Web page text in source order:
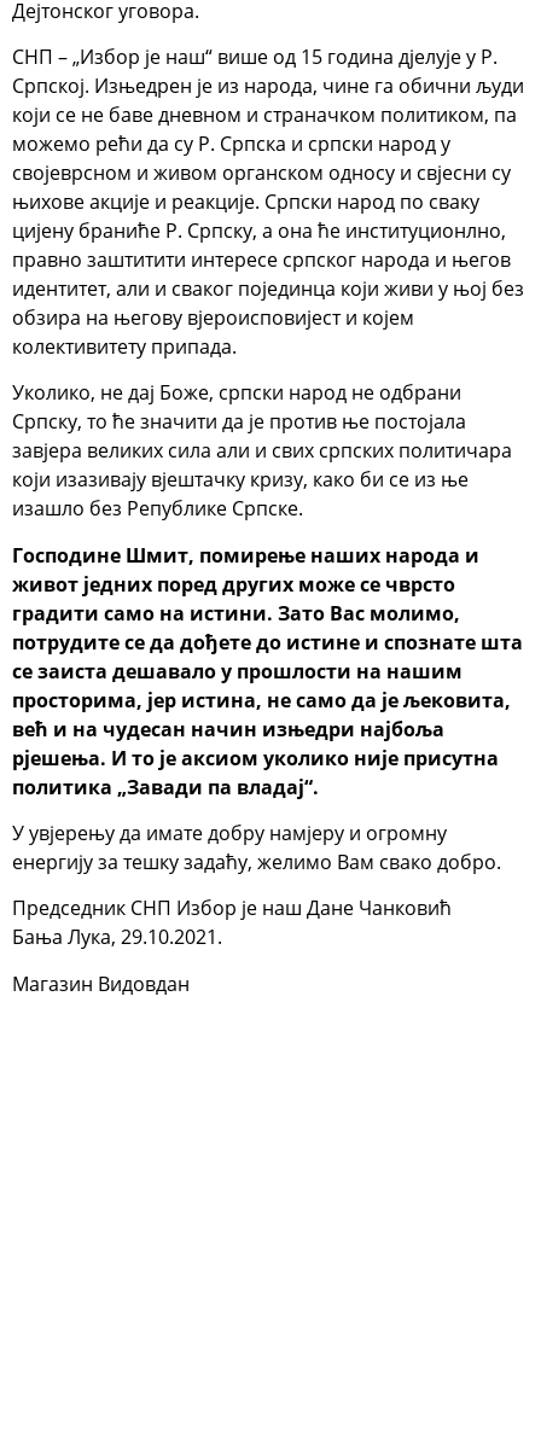
Дејтонског уговора.
СНП – „Избор је наш“ више од 15 година дјелује у Р.
Српској. Изњедрен је из народа, чине га обични људи
који се не баве дневном и страначком политиком, па
можемо рећи да су Р. Српска и српски народ у
својеврсном и живом органском односу и свјесни су
њихове акције и реакције. Српски народ по сваку
цијену браниће Р. Српску, а она ће институционлно,
правно заштитити интересе српског народа и његов
идентитет, али и сваког појединца који живи у њој без
обзира на његову вјероисповијест и којем
колективитету припада.
Уколико, не дај Боже, српски народ не одбрани
Српску, то ће значити да је против ње постојала
завјера великих сила али и свих српских политичара
који изазивају вјештачку кризу, како би се из ње
изашло без Републике Српске.
Господине Шмит, помирење наших народа и
живот једних поред других може се чврсто
градити само на истини. Зато Вас молимо,
потрудите се да дођете до истине и спознате шта
се заиста дешавало у прошлости на нашим
просторима, јер истина, не само да је љековита,
већ и на чудесан начин изњедри најбоља
рјешења. И то је аксиом уколико није присутна
политика „Завади па владај“.
У увјерењу да имате добру намјеру и огромну
енергију за тешку задаћу, желимо Вам свако добро.
Председник СНП Избор је наш Дане Чанковић
Бања Лука, 29.10.2021.
Магазин Видовдан